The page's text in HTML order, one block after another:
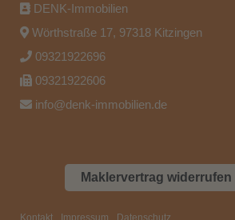
DENK-Immobilien
Wörthstraße 17, 97318 Kitzingen
09321922696
09321922606
info@denk-immobilien.de
Maklervertrag widerrufen
Kontakt Impressum Datenschutz